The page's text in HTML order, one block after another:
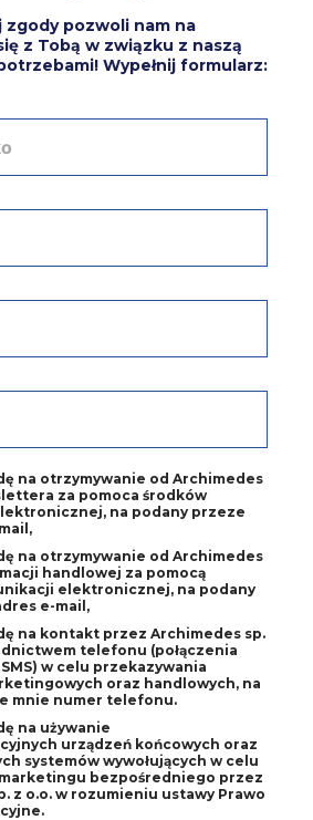
zgody pozwoli nam na
z Tobą w związku z naszą
Wypełnij formularz:
na otrzymywanie od Archimedes
za pomoca środków
na podany przeze
na otrzymywanie od Archimedes
handlowej za pomocą
elektronicznej, na podany
e-mail,
na kontakt przez Archimedes sp.
telefonu (połączenia
w celu przekazywania
oraz handlowych, na
mnie numer telefonu.
na używanie
urządzeń końcowych oraz
systemów wywołujących w celu
bezpośredniego przez
ustawy Prawo